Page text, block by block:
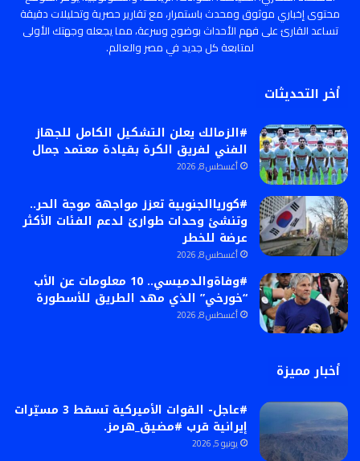
محتوى إخباري موثوق ومحدث باستمرار، مع تقارير حصرية وتحليلات دقيقة
تساعد القارئ على فهم الأحداث بوضوح وسرعة، مما يجعله وجهتك الأولى
لمتابعة كل جديد في مصر والعالم.
أخر التحديثات
#الزمالك يعلن التشكيل الكامل للجهاز
الفني لفريق الكرة بقيادة معتمد جمال
أغسطس 8, 2026
#كورياالجنوبية تعزز مواجهة موجة الحر..
وتنشئ وحدات طوارئ لدعم الفئات الأكثر
عرضة للخطر
أغسطس 8, 2026
#وفاةوالدميسي.. 10 معلومات عن الأب
“خورخي” الذي مهد الطريق للأسطورة
أغسطس 8, 2026
أخبار مميزة
#عاجل- القوات الأميركية تسقط 3 مسيّرات
إيرانية قرب #مضيق_هرمز.
يونيو 5, 2026